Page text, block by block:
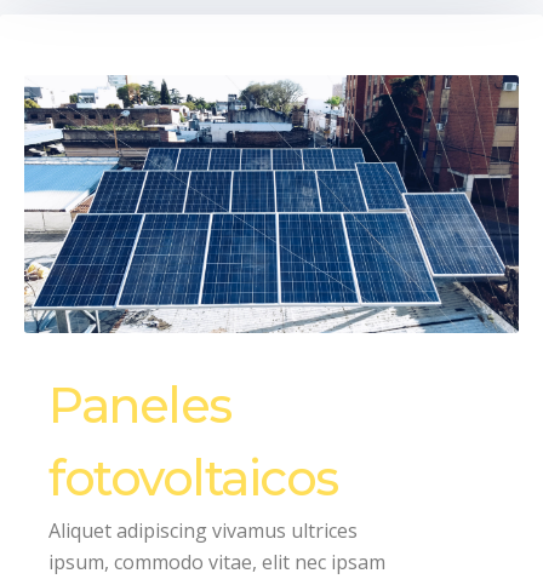
Paneles
fotovoltaicos
Aliquet adipiscing vivamus ultrices
ipsum, commodo vitae, elit nec ipsam